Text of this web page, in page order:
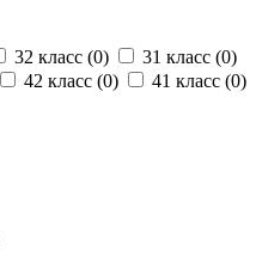
32 класс (0) 31 класс (0)
42 класс (0) 41 класс (0)